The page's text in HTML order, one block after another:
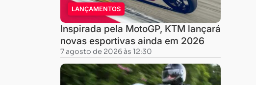
LANÇAMENTOS
Inspirada pela MotoGP, KTM lançará
novas esportivas ainda em 2026
7 agosto de 2026 às 12:30